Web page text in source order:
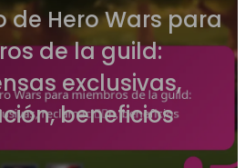
de Hero Wars para
de la guild:
exclusivas,
beneficios